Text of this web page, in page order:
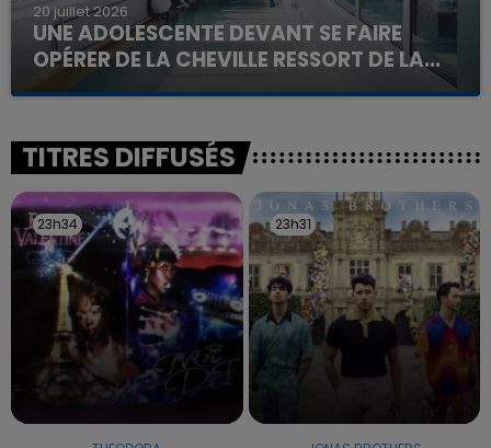
20 juillet 2026
UNE ADOLESCENTE DEVANT SE FAIRE
OPÉRER DE LA CHEVILLE RESSORT DE LA...
La famille a porté plainte contre la clinique qui a
excuses.
TITRES DIFFUSÉS
23h34
23h34 23h31
23h31